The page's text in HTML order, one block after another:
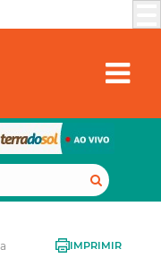
IMPRIMIR